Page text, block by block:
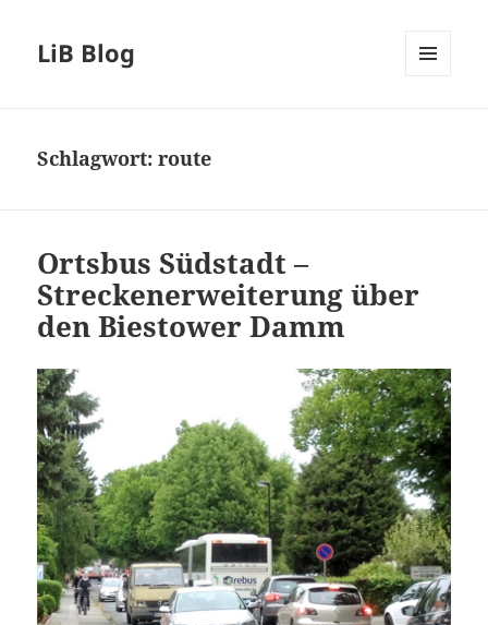
LiB Blog
Schlagwort:route
Ortsbus Südstadt –
Streckenerweiterung über
den Biestower Damm